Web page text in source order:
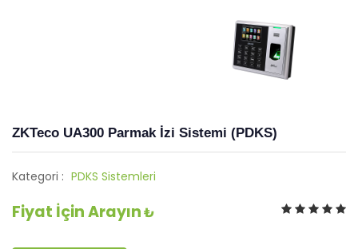
ZKTeco UA300 Parmak İzi Sistemi (PDKS)
Kategori : PDKS Sistemleri
Fiyat İçin Arayın₺